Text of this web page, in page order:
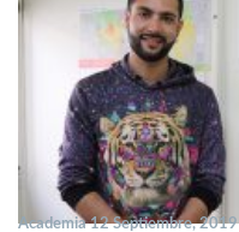
Academia 12 Septiembre, 2019